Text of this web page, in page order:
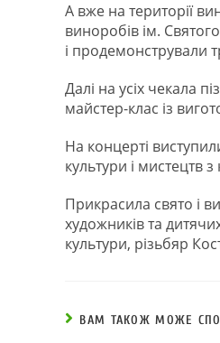
А вже на території
виноробів ім.
і продемонстрували
Далі на усіх чекала
майстер-клас із
На концерті
культури і мистецтв
Прикрасила свято і
художників та
культури, різьбяр
ВАМ ТАКОЖ МОЖЕ